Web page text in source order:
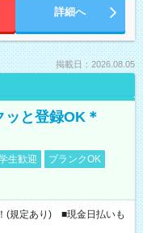
詳細へ
掲載日：2026.08.05
と登録OK＊
生歓迎
ブランクOK
(規定あり) ■現金日払いも